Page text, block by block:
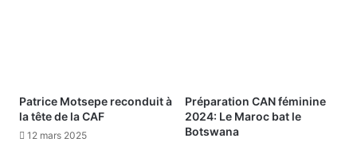
Patrice Motsepe reconduit à
la tête de la CAF
12 mars 2025
Préparation CAN féminine
2024: Le Maroc bat le
Botswana